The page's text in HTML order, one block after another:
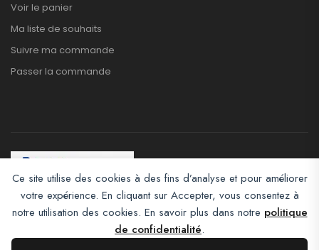
Ce site utilise des cookies à des fins d’analyse et pour améliorer
votre expérience. En cliquant sur Accepter, vous consentez à
notre utilisation des cookies. En savoir plus dans notre politique
de confidentialité.
Voir le panier
Ma liste de souhaits
Suivre ma commande
Passer la commande
Afroclass eCommerce © 2026. All Rights Reserved